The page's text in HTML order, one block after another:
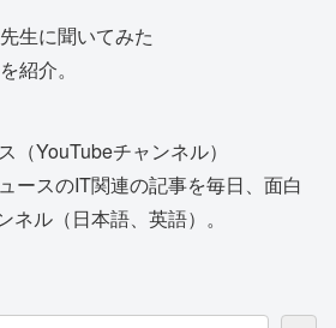
生に聞いてみた
紹介。
（YouTubeチャンネル）
ースのIT関連の記事を毎日、面白
ル（日本語、英語）。